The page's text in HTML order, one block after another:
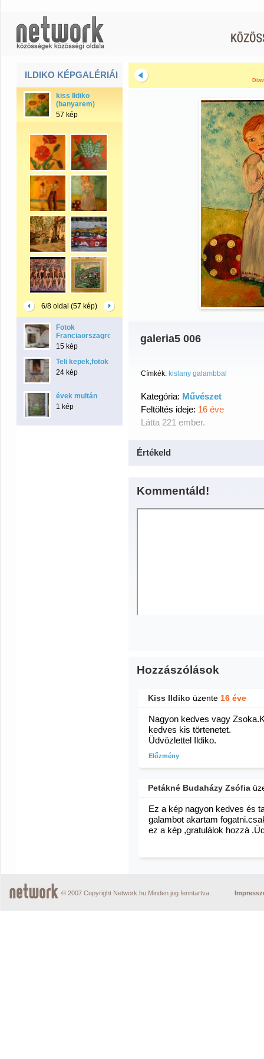
ILDIKO KÉPGALÉRIÁI
kiss Ildiko
(banyarem)
57 kép
6/8 oldal (57 kép)
Fotok
Franciaorszagrol
15 kép
Teli kepek,fotok
24 kép
évek multán
1 kép
galeria5 006
Címkék: kislany galambbal
Kategória: Művészet
Feltöltés ideje: 16 éve
Látta 221 ember.
Értékeld
Kommentáld!
Hozzászólások
Kiss Ildiko üzente 16 éve
Nagyon kedves vagy
kedves kis törtenetet.
Üdvözlettel Ildiko.
Előzmény
Petákné Budaházy Zsófia
Ez a kép nagyon kedves és
galambot akartam
ez a kép ,gratulálok hozzá
© 2007 Copyright Network.hu Minden jog fenntartva.